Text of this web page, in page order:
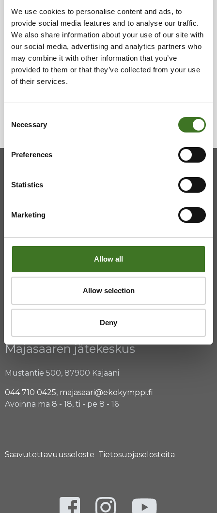
We use cookies to personalise content and ads, to
provide social media features and to analyse our traffic.
We also share information about your use of our site with
our social media, advertising and analytics partners who
may combine it with other information that you’ve
provided to them or that they’ve collected from your use
of their services.
Selection
Necessary
Preferences
Statistics
Marketing
Allow all
Allow selection
Deny
27.04.2026
Risu-Mat­ti­la on avat­tu!
31.03.2026
Vaa­lan ha­ra­voin­ti­jät­tei­den vas­taan­ot­to­paik­ka
on muut­tu­nut
Kainuun jätehuollon kuntayhtymä
Avoinna arkisin 9 - 15
ASIAKASPALVELU
08 636 616,laskutus@ekokymppi.fi
Majasaaren jätekeskus
Mustantie 500, 87900 Kajaani
044 710 0425, majasaari@ekokymppi.fi
Avoinna ma 8 - 18, ti - pe 8 - 16
Saavutettavuusseloste Tietosuojaselosteita